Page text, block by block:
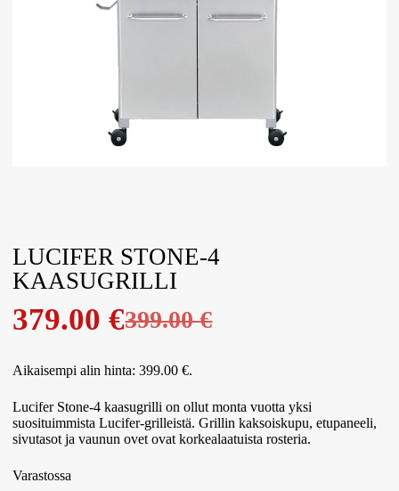
LUCIFER STONE-4
KAASUGRILLI
399.00€
379.00€
Aikaisempi alin hinta:399.00€.
Lucifer Stone-4 kaasugrilli on ollut monta vuotta yksi
suosituimmista Lucifer-grilleistä. Grillin kaksoiskupu, etupaneeli,
sivutasot ja vaunun ovet ovat korkealaatuista rosteria.
Varastossa